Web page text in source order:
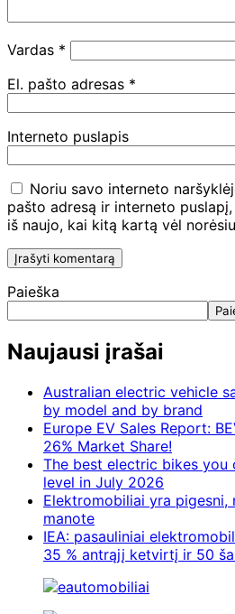
Vardas *
El. pašto adresas *
Interneto puslapis
Noriu savo interneto
pašto adresą ir interneto
iš naujo, kai kitą kartą vėl
Paieška
Naujausi įrašai
Australian electric vehicle
by model and by brand
Europe EV Sales Report:
26% Market Share!
The best electric bikes you
level in July 2026
Elektromobiliai yra pigesni,
manote
IEA: pasauliniai
35 % antrąjį ketvirtį ir 50